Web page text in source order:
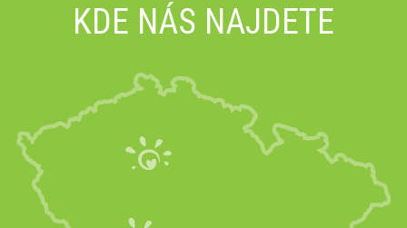
KDE NÁS NAJDETE